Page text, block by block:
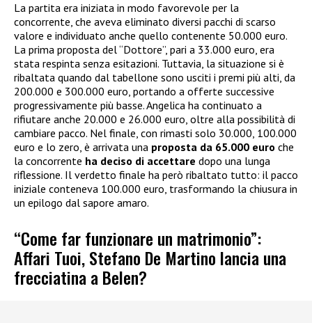
La partita era iniziata in modo favorevole per la
concorrente, che aveva eliminato diversi pacchi di scarso
valore e individuato anche quello contenente 50.000 euro.
La prima proposta del “Dottore”, pari a 33.000 euro, era
stata respinta senza esitazioni. Tuttavia, la situazione si è
ribaltata quando dal tabellone sono usciti i premi più alti, da
200.000 e 300.000 euro, portando a offerte successive
progressivamente più basse. Angelica ha continuato a
rifiutare anche 20.000 e 26.000 euro, oltre alla possibilità di
cambiare pacco. Nel finale, con rimasti solo 30.000, 100.000
euro e lo zero, è arrivata una proposta da 65.000 euro che
la concorrente ha deciso di accettare dopo una lunga
riflessione. Il verdetto finale ha però ribaltato tutto: il pacco
iniziale conteneva 100.000 euro, trasformando la chiusura in
un epilogo dal sapore amaro.
“Come far funzionare un matrimonio”:
Affari Tuoi, Stefano De Martino lancia una
frecciatina a Belen?